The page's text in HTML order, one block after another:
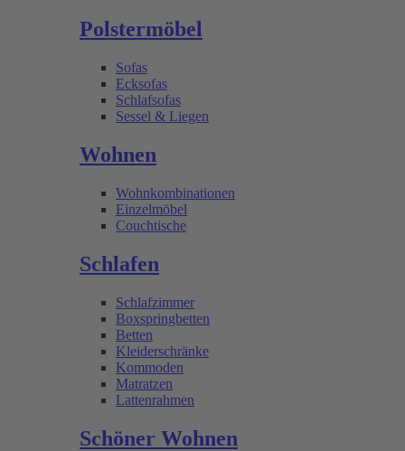
Polstermöbel
Sofas
Ecksofas
Schlafsofas
Sessel & Liegen
Wohnen
Wohnkombinationen
Einzelmöbel
Couchtische
Schlafen
Schlafzimmer
Boxspringbetten
Betten
Kleiderschränke
Kommoden
Matratzen
Lattenrahmen
Schöner Wohnen